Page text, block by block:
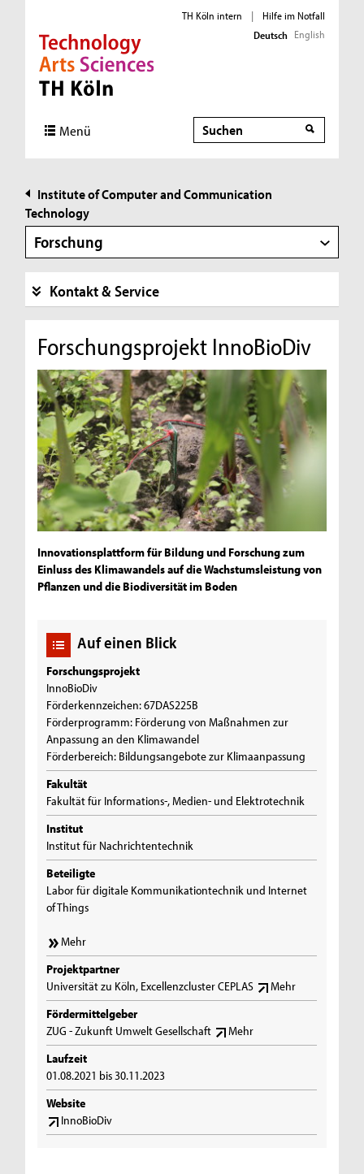
Direkt zur Hauptnavigation
Direkt zur Subnavigation
Direkt zum Inhalt
Direkt zum Fußbereich
TH Köln intern |
Hilfe im Notfall
Deutsch English
Menü Suche
Suche
Institute of Computer and Communication
Technology
Forschung
Kontakt & Service
Forschungsprojekt InnoBioDiv
Innovationsplattform für Bildung und Forschung zum
Einluss des Klimawandels auf die Wachstumsleistung von
Pflanzen und die Biodiversität im Boden
Auf einen Blick
Forschungsprojekt
InnoBioDiv
Förderkennzeichen: 67DAS225B
Förderprogramm: Förderung von Maßnahmen zur
Anpassung an den Klimawandel
Förderbereich: Bildungsangebote zur Klimaanpassung
Fakultät
Fakultät für Informations-, Medien- und Elektrotechnik
Institut
Institut für Nachrichtentechnik
Beteiligte
Labor für digitale Kommunikationtechnik und Internet
of Things
Mehr
Projektpartner
Universität zu Köln, Excellenzcluster CEPLAS
Mehr
Fördermittelgeber
ZUG - Zukunft Umwelt Gesellschaft
Mehr
Laufzeit
01.08.2021 bis 30.11.2023
Website
InnoBioDiv